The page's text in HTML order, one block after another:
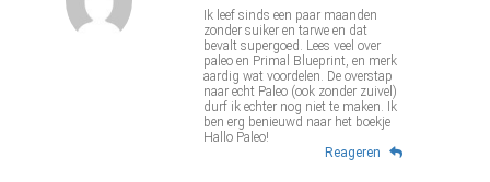
Ik leef sinds een paar maanden
zonder suiker en tarwe en dat
bevalt supergoed. Lees veel over
paleo en Primal Blueprint, en merk
aardig wat voordelen. De overstap
naar echt Paleo (ook zonder zuivel)
durf ik echter nog niet te maken. Ik
ben erg benieuwd naar het boekje
Hallo Paleo!
Reageren